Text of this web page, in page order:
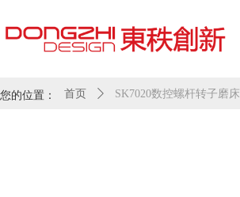
您的位置： 首页 ꄲ SK7020数控螺杆转子磨床